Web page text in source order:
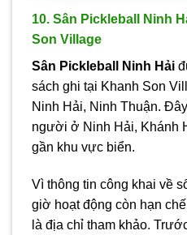
10. Sân Pickleball Ninh
Son Village
Sân Pickleball Ninh Hải
sách ghi tại Khanh Son
Ninh Hải, Ninh Thuận.
người ở Ninh Hải, Khánh
gần khu vực biển.
Vì thông tin công khai về
giờ hoạt động còn hạn
là địa chỉ tham khảo.